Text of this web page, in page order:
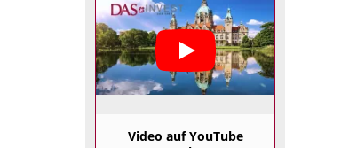
Video auf YouTube